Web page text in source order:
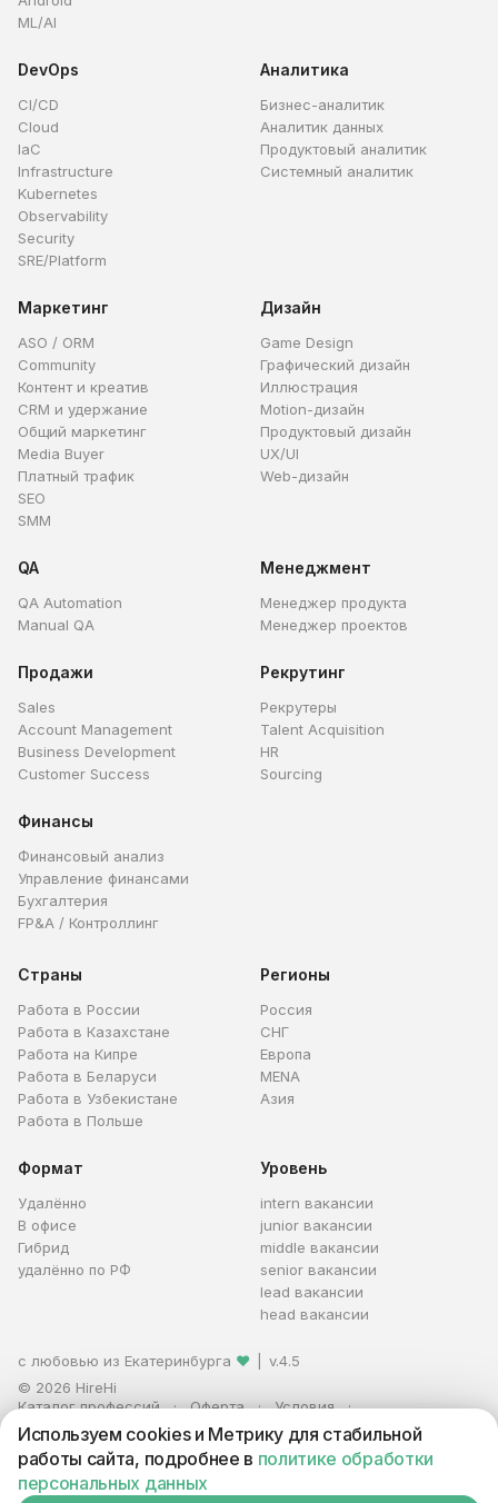
ML/AI
DevOps
CI/CD
Cloud
IaC
Infrastructure
Kubernetes
Observability
Security
SRE/Platform
Аналитика
Бизнес-аналитик
Аналитик данных
Продуктовый аналитик
Системный аналитик
Маркетинг
ASO / ORM
Community
Контент и креатив
CRM и удержание
Общий маркетинг
Media Buyer
Платный трафик
SEO
SMM
Дизайн
Game Design
Графический дизайн
Иллюстрация
Motion-дизайн
Продуктовый дизайн
UX/UI
Web-дизайн
QA
QA Automation
Manual QA
Менеджмент
Менеджер продукта
Менеджер проектов
Продажи
Sales
Account Management
Business Development
Customer Success
Рекрутинг
Рекрутеры
Talent Acquisition
HR
Sourcing
Финансы
Финансовый анализ
Управление финансами
Бухгалтерия
FP&A / Контроллинг
Страны
Работа в России
Работа в Казахстане
Работа на Кипре
Работа в Беларуси
Работа в Узбекистане
Работа в Польше
Регионы
Россия
СНГ
Европа
MENA
Азия
Формат
Удалённо
В офисе
Гибрид
удалённо по РФ
Уровень
intern вакансии
junior вакансии
middle вакансии
senior вакансии
lead вакансии
head вакансии
с любовью из Екатеринбурга ❤
v.4.5
© 2026 HireHi
Каталог профессий
Оферта
Условия
Персональные данные
Реклама
ИП Захаров Антон Алексеевич · ИНН 663005711880 · ОГРНИП
321665800059102
Используем cookies и Метрику для стабильной
работы сайта, подробнее в политике обработки
персональных данных